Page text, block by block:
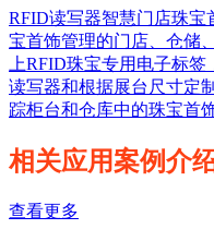
RFID读写器智慧门店珠宝
宝首饰管理的门店、仓储
上RFID珠宝专用电子标
读写器和根据展台尺寸定
踪柜台和仓库中的珠宝首饰
相关应用案例介
查看更多